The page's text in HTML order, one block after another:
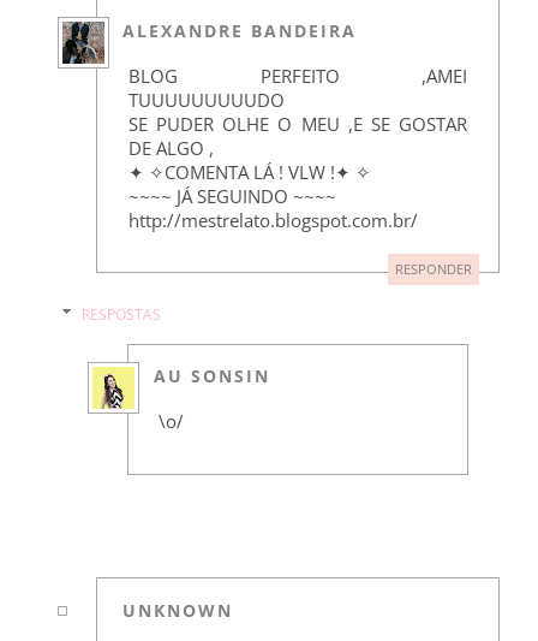
ALEXANDRE BANDEIRA
BLOG PERFEITO ,AMEI
TUUUUUUUUUDO
SE PUDER OLHE O MEU ,E SE GOSTAR
DE ALGO ,
✦ ✧COMENTA LÁ ! VLW !✦ ✧
~~~~ JÁ SEGUINDO ~~~~
http://mestrelato.blogspot.com.br/
RESPONDER
RESPOSTAS
AU SONSIN
\o/
UNKNOWN